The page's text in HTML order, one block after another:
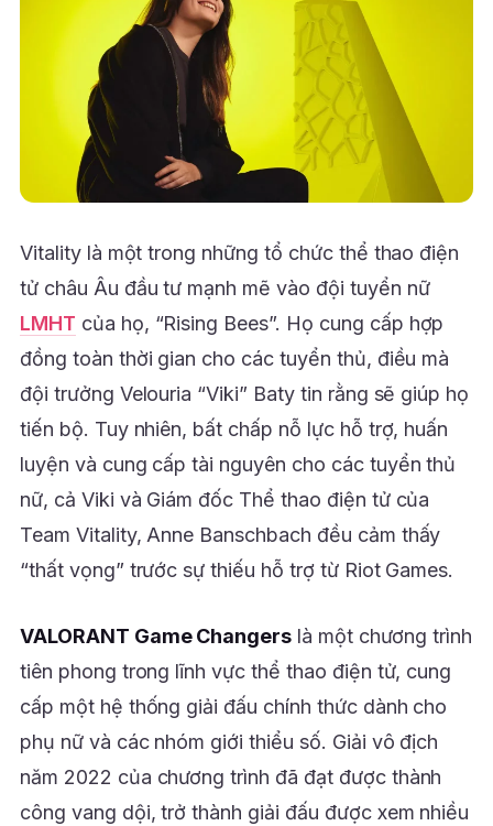
Vitality là một trong những tổ chức thể thao điện
tử châu Âu đầu tư mạnh mẽ vào đội tuyển nữ
LMHT của họ, “Rising Bees”. Họ cung cấp hợp
đồng toàn thời gian cho các tuyển thủ, điều mà
đội trưởng Velouria “Viki” Baty tin rằng sẽ giúp họ
tiến bộ. Tuy nhiên, bất chấp nỗ lực hỗ trợ, huấn
luyện và cung cấp tài nguyên cho các tuyển thủ
nữ, cả Viki và Giám đốc Thể thao điện tử của
Team Vitality, Anne Banschbach đều cảm thấy
“thất vọng” trước sự thiếu hỗ trợ từ Riot Games.
VALORANT Game Changers là một chương trình
tiên phong trong lĩnh vực thể thao điện tử, cung
cấp một hệ thống giải đấu chính thức dành cho
phụ nữ và các nhóm giới thiểu số. Giải vô địch
năm 2022 của chương trình đã đạt được thành
công vang dội, trở thành giải đấu được xem nhiều